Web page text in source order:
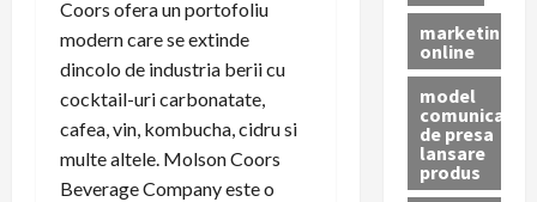
Coors ofera un portofoliu
modern care se extinde
dincolo de industria berii cu
cocktail-uri carbonatate,
cafea, vin, kombucha, cidru si
multe altele. Molson Coors
Beverage Company este o
marketing
online
model
comunicat
de presa
lansare
produs